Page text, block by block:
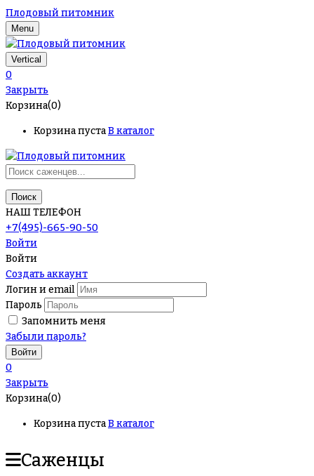
Плодовый питомник
Menu
Vertical
0
Закрыть
Корзина(0)
Корзина пустаВ каталог
Поиск
НАШ ТЕЛЕФОН
+7(495)-665-90-50
Войти
Войти
Создать аккаунт
Логин и email
Пароль
Запомнить меня
Забыли пароль?
0
Закрыть
Корзина(0)
Корзина пустаВ каталог
Саженцы